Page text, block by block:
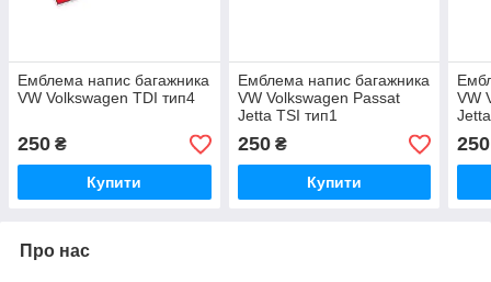
Емблема напис багажника
VW Volkswagen TDI тип4
250 ₴
Купити
Емблема напис багажника
VW Volkswagen Passat
Jetta TSI тип1
250₴
Купити
VW
250
Про нас